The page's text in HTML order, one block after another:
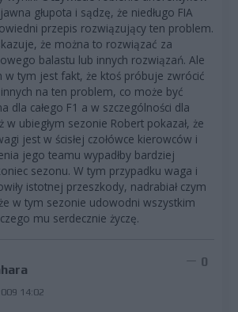
głupota i sądzę, że niedługo FIA
przepis rozwiązujący ten problem.
że można to rozwiązać za
balastu lub innych rozwiązań. Ale
w tym jest fakt, że ktoś próbuje zwrócić
na ten problem, co może być
dla całego F1 a w szczególności dla
w ubiegłym sezonie Robert pokazał, że
jest w ścisłej czołówce kierowców i
jego teamu wypadłby bardziej
sezonu. W tym przypadku waga i
istotnej przeszkody, nadrabiał czym
w tym sezonie udowodni wszystkim
mu serdecznie życzę.
14:02
0